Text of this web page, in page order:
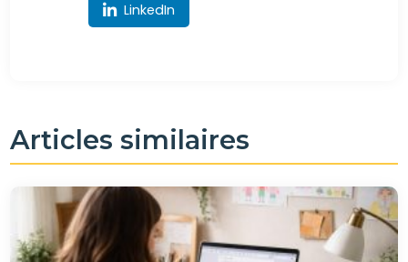
LinkedIn
Articles similaires